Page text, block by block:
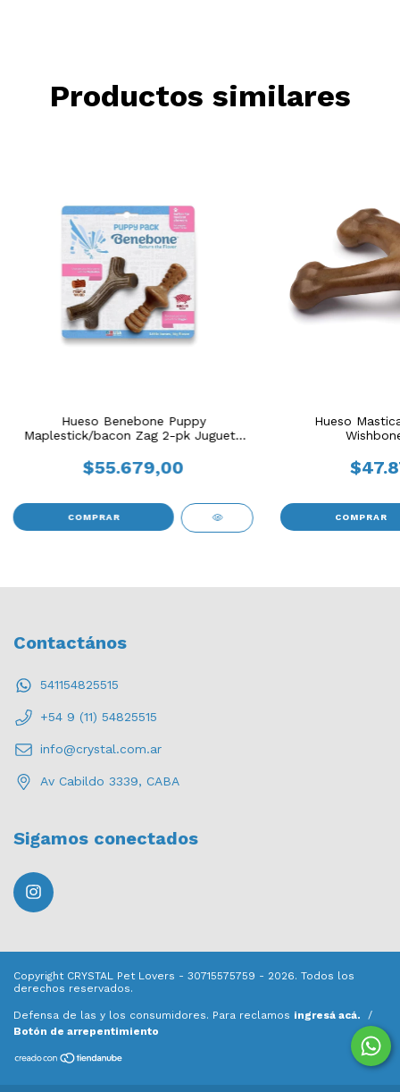
Productos similares
Hueso Benebone Puppy
Maplestick/bacon Zag 2-pk Juguete
$55.679,00
COMPRAR
Hueso
COMPRAR
Contactános
541154825515
+54 9 (11) 54825515
info@crystal.com.ar
Av Cabildo 3339, CABA
Sigamos conectados
Copyright CRYSTAL Pet Lovers - 30715575759 - 2026. Todos los
derechos reservados.
Defensa de las y los consumidores. Para reclamos ingresá acá.
/
Botón de arrepentimiento